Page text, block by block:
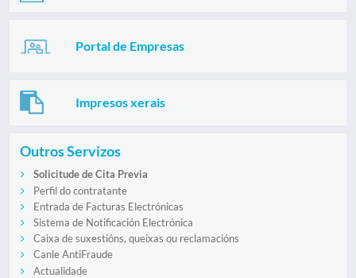
Portal de Empresas
Impresos xerais
Outros Servizos
Solicitude de Cita Previa
Perfil do contratante
Entrada de Facturas Electrónicas
Sistema de Notificación Electrónica
Caixa de suxestións, queixas ou reclamacións
Canle AntiFraude
Actualidade